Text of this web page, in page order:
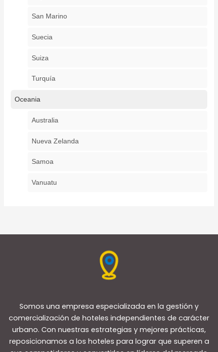
San Marino
Suecia
Suiza
Turquía
Oceania
Australia
Nueva Zelanda
Samoa
Vanuatu
Somos una empresa especializada en la gestión y
comercialización de hoteles independientes de carácter
urbano. Con nuestras estrategias y mejores prácticas,
reposicionamos a los hoteles para lograr que superen a